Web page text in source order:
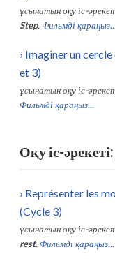
ұсынатын оқу іс-
Step. Фильмді
› Imaginer un
et 3)
ұсынатын оқу іс-
Фильмді қараңыз...
Оқу іс-
› Représenter les
(Cycle 3)
ұсынатын оқу іс-
rest. Фильмді қараңыз...